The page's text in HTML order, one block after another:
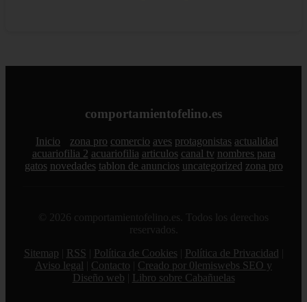
comportamientofelino.es
Inicio zona pro comercio aves protagonistas actualidad
acuariofilia 2 acuariofilia articulos canal tv nombres para
gatos novedades tablon de anuncios uncategorized zona pro
© 2026 comportamientofelino.es. Todos los derechos
reservados.
Sitemap
RSS Política de Cookies Política de Privacidad
Aviso legal
Contacto
Creado por 0lemiswebs SEO y
Diseño web
Libro sobre Cabañuelas